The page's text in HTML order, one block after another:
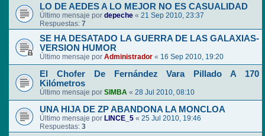
LO DE AEDES A LO MEJOR NO ES CASUALIDAD
Último mensaje por depeche « 21 Sep 2010, 23:37
Respuestas: 7
SE HA DESATADO LA GUERRA DE LAS GALAXIAS-
VERSION HUMOR
Último mensaje por Administrador « 16 Sep 2010, 19:20
El Chofer De Fernández Vara Pillado A 170
Kilómetros
Último mensaje por SIMBA « 28 Jul 2010, 08:10
UNA HIJA DE ZP ABANDONA LA MONCLOA
Último mensaje por LINCE_5 « 25 Jul 2010, 19:46
Respuestas: 3